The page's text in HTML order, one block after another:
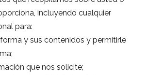
incluyendo cualquier
para:
y sus contenidos y permitirle
que nos solicite;